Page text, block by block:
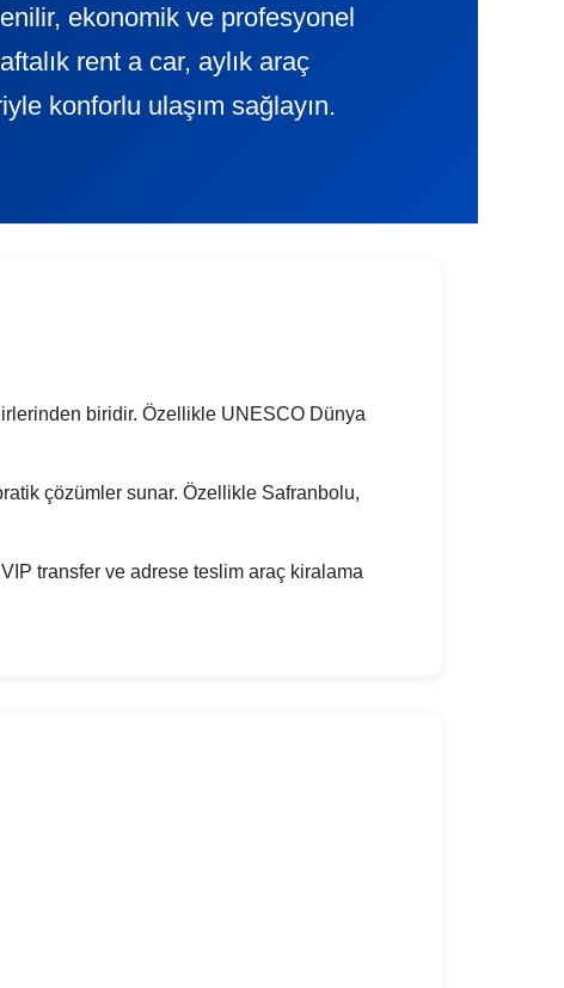
ekonomik ve profesyonel
rent a car, aylık araç
konforlu ulaşım sağlayın.
biridir. Özellikle UNESCO Dünya
çözümler sunar. Özellikle Safranbolu,
transfer ve adrese teslim araç kiralama